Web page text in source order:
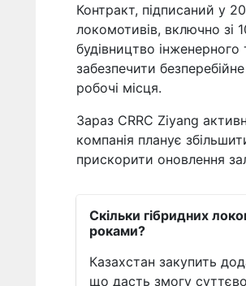
Контракт, підписаний у
локомотивів, включно
будівництво
забезпечити
робочі місця.
Зараз CRRC Ziyang
компанія планує
прискорити оновлення
Скільки гібридних
роками?
Казахстан закупить
що дасть змогу